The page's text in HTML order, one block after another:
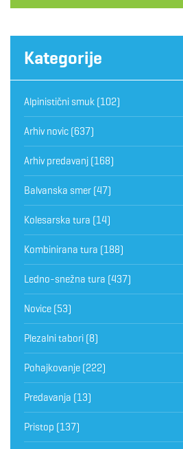
Kategorije
Alpinistični smuk (102)
Arhiv novic (637)
Arhiv predavanj (168)
Balvanska smer (47)
Kolesarska tura (14)
Kombinirana tura (188)
Ledno-snežna tura (437)
Novice (53)
Plezalni tabori (8)
Pohajkovanje (222)
Predavanja (13)
Pristop (137)